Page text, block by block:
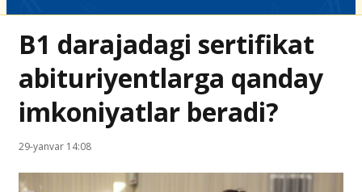
B1 darajadagi sertifikat
abituriyentlarga qanday
imkoniyatlar beradi?
29-yanvar 14:08